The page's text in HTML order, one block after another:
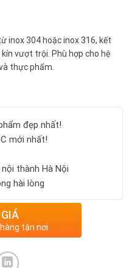
inox 304 hoặc inox 316, kết
vượt trội. Phù hợp cho hệ
thực phẩm.
đẹp nhất!
mới nhất!
thành Hà Nội
hài lòng
tận nơi